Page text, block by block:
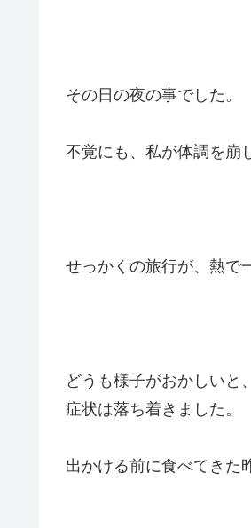
その日の夜の事でした。
不覚にも、私が体調を崩
せっかくの旅行が、熱で
どうも様子がおかしいと
症状は落ち着きました。
出かける前に食べてきた